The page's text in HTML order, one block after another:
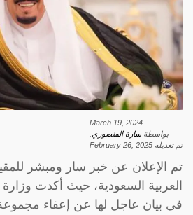
March 19, 2024
بواسطةسارة المنصوري
تم تعديله February 26, 2025
تم الإعلان عن خبر سار ومبشر
العربية السعودية، حيث أكدت وزارة
في بيان عاجل لها عن إعفاء